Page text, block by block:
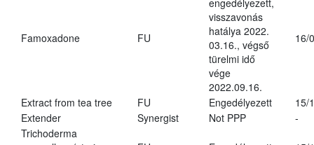
Famoxadone FU
engedélyezett,
visszavonás
hatálya 2022.
03.16., végső
türelmi idő
vége
2022.09.16.
16/
Extract from tea tree FU Engedélyezett
15/
Extender
Synergist Not PPP
-
Trichoderma